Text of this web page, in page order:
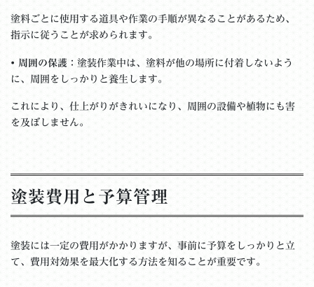
塗料ごとに使用する道具や作業の手順が異なることがあるため、
指示に従うことが求められます。
• 周囲の保護 ：塗装作業中は、塗料が他の場所に付着しないよう
に、周囲をしっかりと養生します。
これにより、仕上がりがきれいになり、周囲の設備や植物にも害
を及ぼしません。
塗装費用と予算管理
塗装には一定の費用がかかりますが、事前に予算をしっかりと立
て、費用対効果を最大化する方法を知ることが重要です。